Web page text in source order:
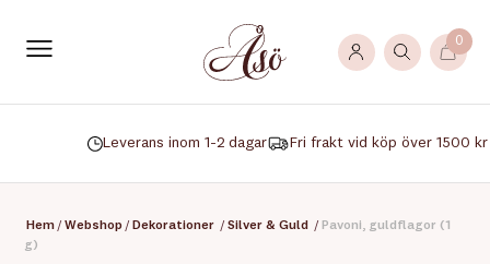
0
Leverans inom 1-2 dagar Fri frakt vid köp över 1500 kr
Hem / Webshop / Dekorationer / Silver & Guld / Pavoni, guldflagor (1
g)